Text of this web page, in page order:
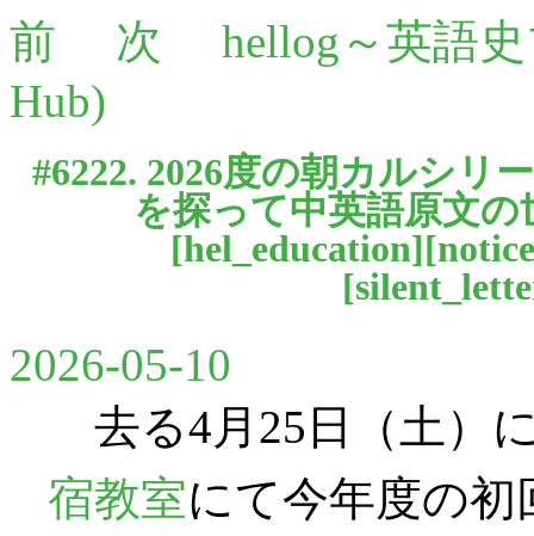
前 次
hellog～英語
Hub)
#6222. 2026度の朝カルシリ
を探って中英語原文
[hel_education][notice
[
2026-05-10
去る4月25日（土）
宿教室にて今年度の